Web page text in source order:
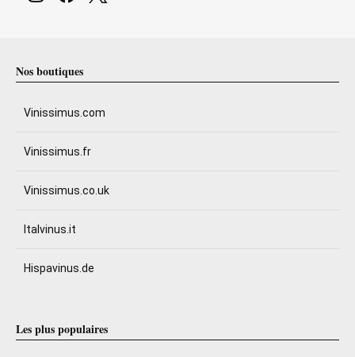
Nos boutiques
Vinissimus.com
Vinissimus.fr
Vinissimus.co.uk
Italvinus.it
Hispavinus.de
Les plus populaires